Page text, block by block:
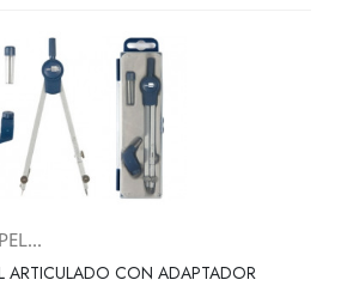
ARTICULADO CON ADAPTADOR